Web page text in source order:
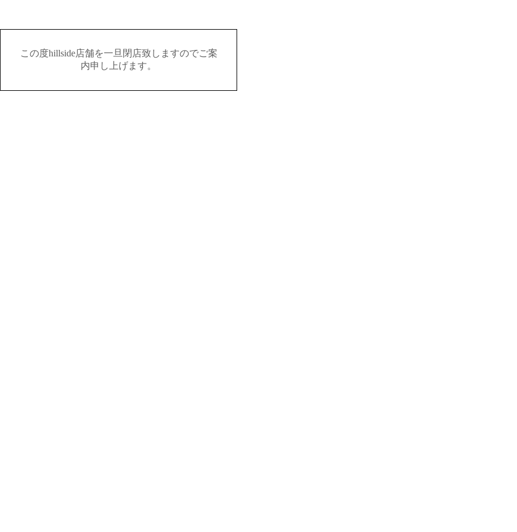
この度hillside店舗を一旦閉店致しますのでご案
内申し上げます。